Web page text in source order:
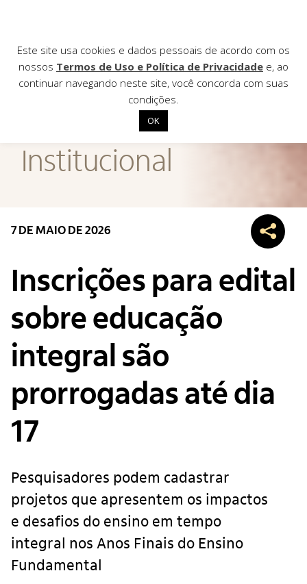
Institucional
Contato
Institucional
7 DE MAIO DE 2026
Inscrições para edital
sobre educação
integral são
prorrogadas até dia
17
Pesquisadores podem cadastrar
projetos que apresentem os impactos
e desafios do ensino em tempo
integral nos Anos Finais do Ensino
Fundamental
Este site usa cookies e dados pessoais de acordo com os
nossos Termos de Uso e Política de Privacidade e, ao
continuar navegando neste site, você concorda com suas
condições.
OK